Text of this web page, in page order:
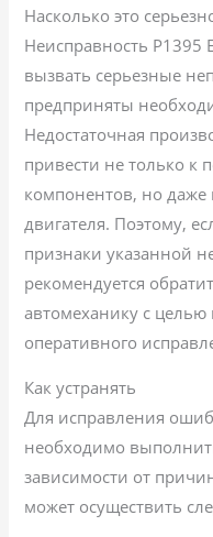
Насколько это
Неисправность P1395
вызвать серьезные
предприняты
Недостаточная
привести не только к
компонентов, но даже
двигателя. Поэтому,
признаки указанной
рекомендуется
автомеханику с
оперативного
Как устранять
Для исправления
необходимо
зависимости от
может осуществить